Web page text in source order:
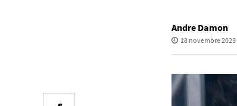
Andre Damon
18 novembre 2023